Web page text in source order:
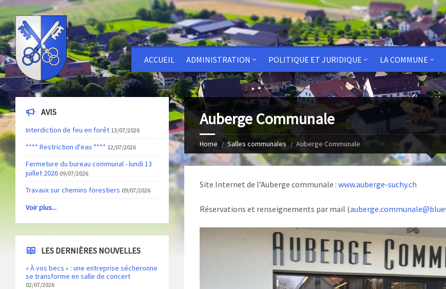
ACCUEIL ADMINISTRATION POLITIQUE ET JURIDIQUE LA COMMUNE
Auberge Communale
Home Salles communales Auberge Communale
Site Internet de l’Auberge communale : www.auberge-suchy.ch
Réservations et renseignements par mail (
AVIS
Interdiction de feu en forêt 13/07/2026
**** Restriction d'eau **** 12/07/2026
Fermeture du bureau communal - lundi 13
juillet 2026 09/07/2026
Travaux sur chemins forestiers 09/07/2026
Voir plus...
LES DERNIÈRES NOUVELLES
« À vos becs » : une entreprise sécheronne
se transforme en salle de concert
02/07/2026